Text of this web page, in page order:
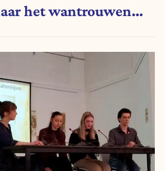
het wantrouwen